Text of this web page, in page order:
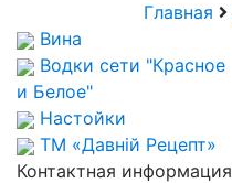
Главная
Вина
Водки сети "Красное
и Белое"
Настойки
ТМ «Давній Рецепт»
Контактная информация